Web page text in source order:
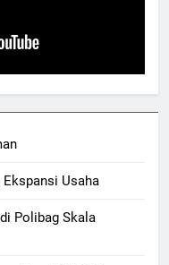
Usaha
Polibag Skala